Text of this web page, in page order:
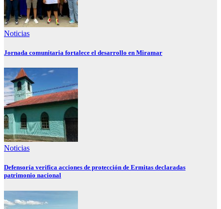
Noticias
Jornada comunitaria fortalece el desarrollo en Miramar
Noticias
Defensoría verifica acciones de protección de Ermitas declaradas
patrimonio nacional